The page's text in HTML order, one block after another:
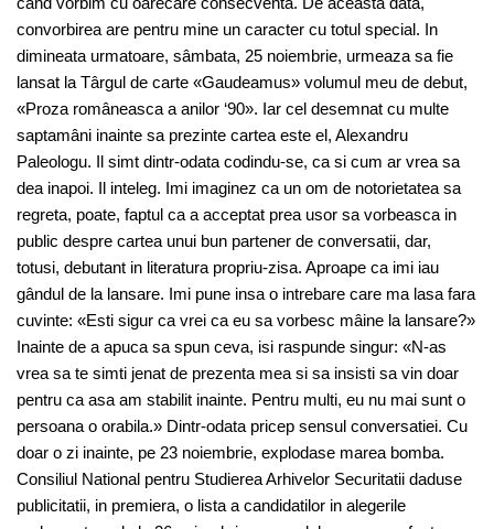
convorbirea are pentru mine un caracter cu totul special. In
dimineata urmatoare, sâmbata, 25 noiembrie, urmeaza sa fie
lansat la Târgul de carte «Gaudeamus» volumul meu de debut,
«Proza româneasca a anilor ‘90». Iar cel desemnat cu multe
saptamâni inainte sa prezinte cartea este el, Alexandru
Paleologu. Il simt dintr-odata codindu-se, ca si cum ar vrea sa
dea inapoi. Il inteleg. Imi imaginez ca un om de notorietatea sa
regreta, poate, faptul ca a acceptat prea usor sa vorbeasca in
public despre cartea unui bun partener de conversatii, dar,
totusi, debutant in literatura propriu-zisa. Aproape ca imi iau
gândul de la lansare. Imi pune insa o intrebare care ma lasa fara
cuvinte: «Esti sigur ca vrei ca eu sa vorbesc mâine la lansare?»
Inainte de a apuca sa spun ceva, isi raspunde singur: «N-as
vrea sa te simti jenat de prezenta mea si sa insisti sa vin doar
pentru ca asa am stabilit inainte. Pentru multi, eu nu mai sunt o
persoana o orabila.» Dintr-odata pricep sensul conversatiei. Cu
doar o zi inainte, pe 23 noiembrie, explodase marea bomba.
Consiliul National pentru Studierea Arhivelor Securitatii daduse
publicitatii, in premiera, o lista a candidatilor in alegerile